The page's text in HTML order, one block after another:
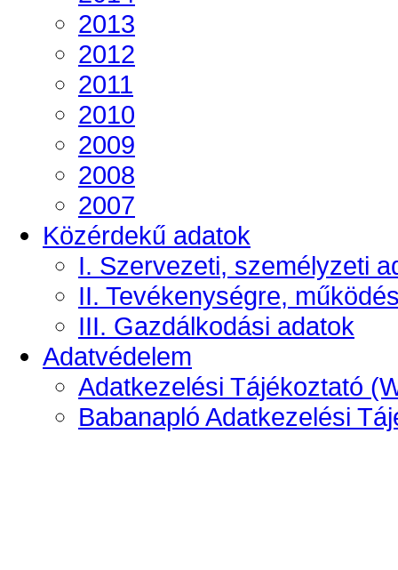
2013
2012
2011
2010
2009
2008
2007
Közérdekű adatok
I. Szervezeti, személyzeti
II. Tevékenységre,
III. Gazdálkodási adatok
Adatvédelem
Adatkezelési Tájékoztató
Babanapló Adatkezelési